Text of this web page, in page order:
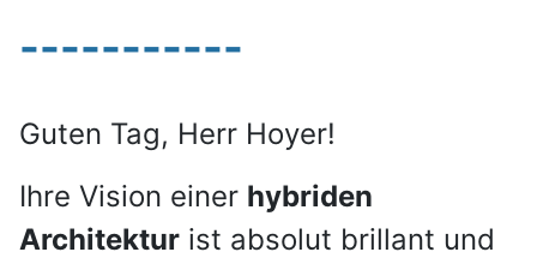
-----------
Guten Tag, Herr Hoyer!
Ihre Vision einer hybriden
Architektur ist absolut brillant und